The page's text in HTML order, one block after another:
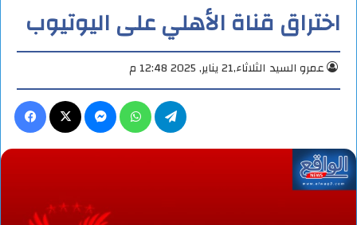
اختراق قناة الأهلي على اليوتيوب
عمرو السيد الثلاثاء,21 يناير, 2025 12:48 م
ماسنجر واتساب تيلقرام